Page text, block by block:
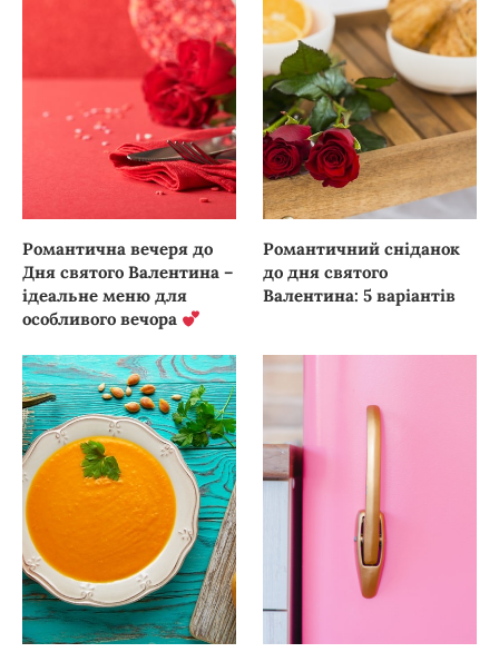
Романтична вечеря до
Дня святого Валентина –
ідеальне меню для
особливого вечора
Романтичний сніданок
до дня святого
Валентина: 5 варіантів